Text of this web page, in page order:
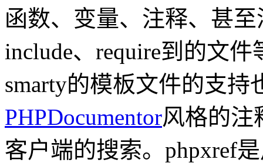
函数、变量、注释、甚
include、require到的文
smarty的模板文件的支
PHPDocumentor风格的注
客户端的搜索。phpxref